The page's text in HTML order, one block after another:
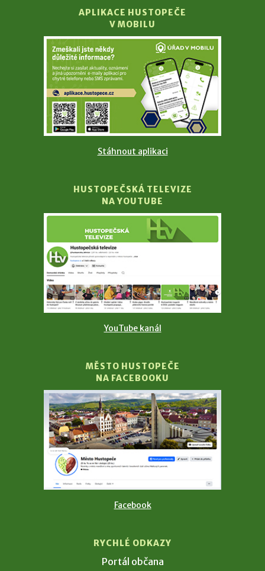
APLIKACE HUSTOPEČE
V MOBILU
Stáhnout aplikaci
HUSTOPEČSKÁ TELEVIZE
NA YOUTUBE
YouTube kanál
MĚSTO HUSTOPEČE
NA FACEBOOKU
Facebook
RYCHLÉ ODKAZY
Portál občana